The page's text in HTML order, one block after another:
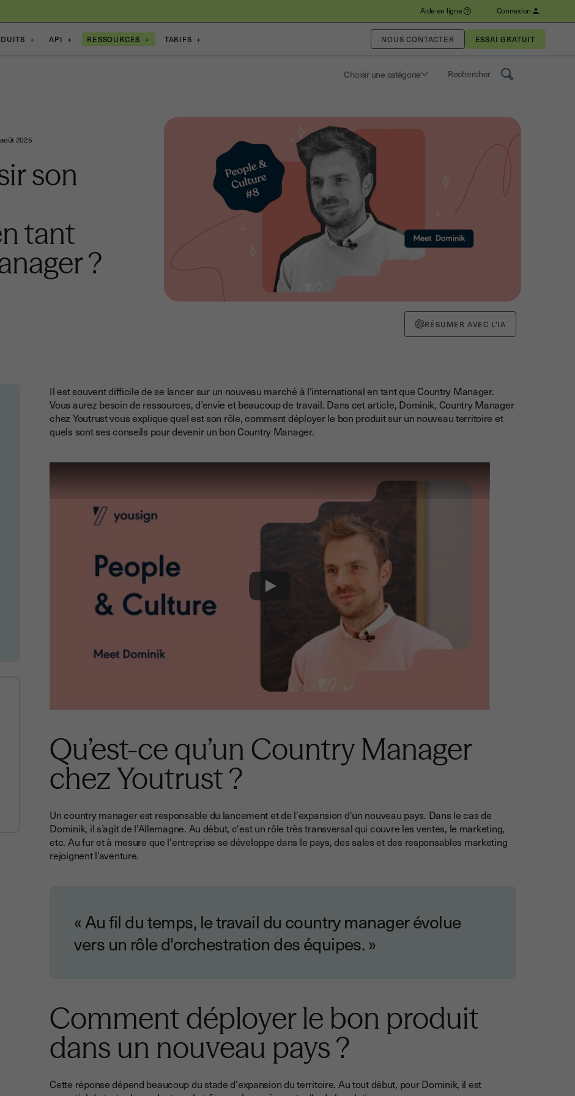
Aide en ligne Connexion
+ API + RESSOURCES + TARIFS + NOUS CONTACTER
Choisir une catégorie Saisissez un terme pour
2025
son
tant
?
RÉSUMER AVEC L'IA
Il est souvent difficile de se lancer sur un nouveau marché à l'international en tant que Country Manager.
Vous aurez besoin de ressources, d’envie et beaucoup de travail. Dans cet article, Dominik, Country Manager
chez Youtrust vous explique quel est son rôle, comment déployer le bon produit sur un nouveau territoire et
quels sont ses conseils pour devenir un bon Country Manager.
Play
Qu’est-ce qu’un Country Manager
chez Youtrust ?
Un country manager est responsable du lancement et de l'expansion d'un nouveau pays. Dans le cas de
Dominik, il s’agit de l'Allemagne. Au début, c'est un rôle très transversal qui couvre les ventes, le marketing,
etc. Au fur et à mesure que l'entreprise se développe dans le pays, des sales et des responsables marketing
rejoignent l’aventure.
« Au fil du temps, le travail du country manager évolue
vers un rôle d'orchestration des équipes. »
Comment déployer le bon produit
dans un nouveau pays ?
Cette réponse dépend beaucoup du stade d'expansion du territoire. Au tout début, pour Dominik, il est